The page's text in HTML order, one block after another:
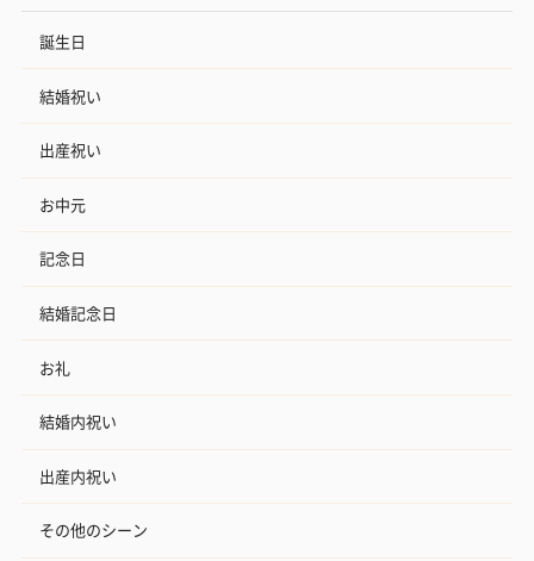
誕生日
結婚祝い
出産祝い
お中元
記念日
結婚記念日
お礼
結婚内祝い
出産内祝い
その他のシーン